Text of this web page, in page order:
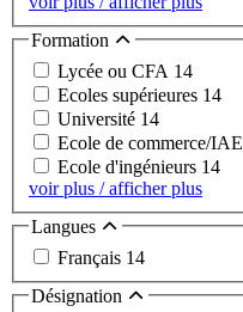
Formation
Lycée ou CFA 14
Ecoles supérieures 14
Université 14
Ecole de commerce/IAE
Ecole d'ingénieurs 14
voir plus / afficher plus
Langues
Français 14
Désignation